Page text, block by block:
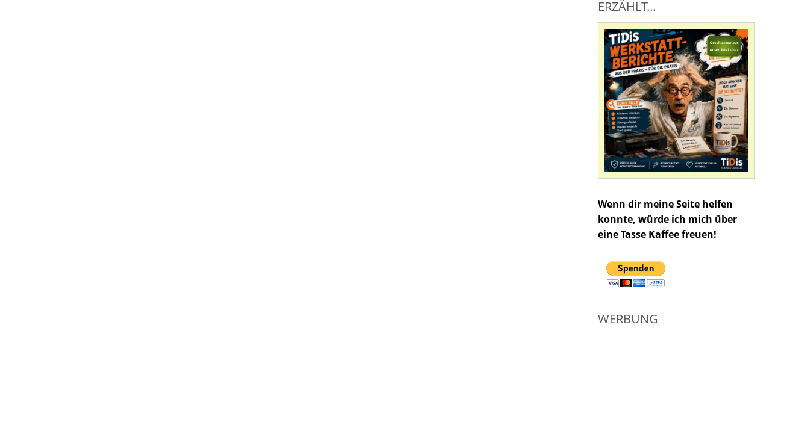
ERZÄHLT...
Wenn dir meine Seite helfen
konnte, würde ich mich über
eine Tasse Kaffee freuen!
WERBUNG